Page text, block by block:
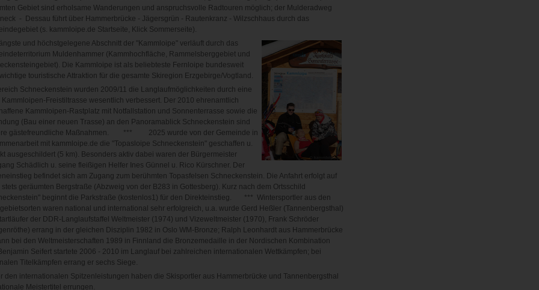
Gebiet sind erholsame Wanderungen und anspruchsvolle Radtouren möglich; der Mulderadweg
- Dessau führt über Hammerbrücke - Jägersgrün - Rautenkranz - Wilzschhaus durch das
(s. kammloipe.de Startseite, Klick Sommerseite).
und höchstgelegene Abschnitt der "Kammloipe" verläuft durch das
Muldenhammer (Kammhochfläche, Rammelsberggebiet und
Die Kammloipe ist als beliebteste Fernloipe bundesweit
touristische Attraktion für die gesamte Skiregion Erzgebirge/Vogtland.
Schneckenstein wurden 2009/11 die Langlaufmöglichkeiten durch eine
Freistiltrasse wesentlich verbessert. Der 2010 ehrenamtlich
Kammloipen-Rastplatz mit Notfallstation und Sonnenterrasse sowie die
(Bau einer neuen Trasse) an den Panoramablick Schneckenstein sind
gästefreundliche Maßnahmen. *** 2025 wurde von der Gemeinde in
mit kammloipe.de die "Topasloipe Schneckenstein" geschaffen u.
ausgeschildert (5 km). Besonders aktiv dabei waren der Bürgermeister
Schädlich u. seine fleißigen Helfer Ines Günnel u. Rico Kürschner. Der
befindet sich am Zugang zum berühmten Topasfelsen Schneckenstein. Die Anfahrt erfolgt auf
geräumten Bergstraße (Abzweig von der B283 in Gottesberg). Kurz nach dem Ortsschild
beginnt die Parkstraße (kostenlos1) für den Direkteinstieg. *** Wintersportler aus den
waren national und international sehr erfolgreich, u.a. wurde Gerd Heßler (Tannenbergsthal)
der DDR-Langlaufstaffel Weltmeister (1974) und Vizeweltmeister (1970), Frank Schröder
errang in der gleichen Disziplin 1982 in Oslo WM-Bronze; Ralph Leonhardt aus Hammerbrücke
bei den Weltmeisterschaften 1989 in Finnland die Bronzemedaille in der Nordischen Kombination
Seifert startete 2006 - 2010 im Langlauf bei zahlreichen internationalen Wettkämpfen; bei
Titelkämpfen errang er sechs Siege.
den internationalen Spitzenleistungen haben die Skisportler aus Hammerbrücke und Tannenbergsthal
Meistertitel errungen.